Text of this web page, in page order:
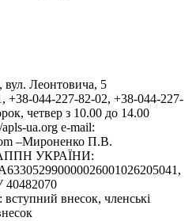
вул. Леонтовича, 5
+38-044-227-82-02, +38-044-227-
четвер з 10.00 до 14.00
ua.org e-mail:
–Мироненко П.В.
АППН УКРАЇНИ:
внесок, членські